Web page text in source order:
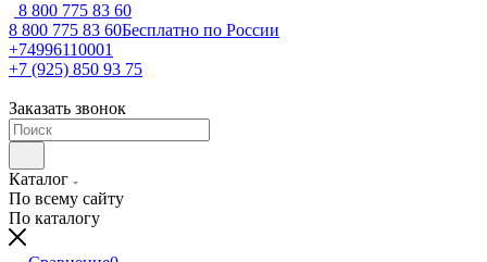
8 800 775 83 60
8 800 775 83 60Бесплатно по России
+74996110001
+7 (925) 850 93 75
Заказать звонок
Каталог
По всему сайту
По каталогу